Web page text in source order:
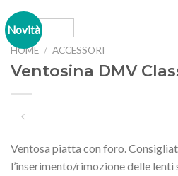
Novità
HOME / ACCESSORI
Ventosina DMV
Ventosa piatta con foro.
l’inserimento/rimozione delle lenti